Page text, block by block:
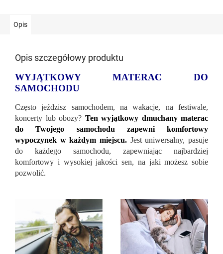
Opis
Opis szczegółowy produktu
WYJĄTKOWY MATERAC DO
SAMOCHODU
Często jeździsz samochodem, na wakacje, na festiwale,
koncerty lub obozy? Ten wyjątkowy dmuchany materac
do Twojego samochodu zapewni komfortowy
wypoczynek w każdym miejscu. Jest uniwersalny, pasuje
do każdego samochodu, zapewniając najbardziej
komfortowy i wysokiej jakości sen, na jaki możesz sobie
pozwolić.